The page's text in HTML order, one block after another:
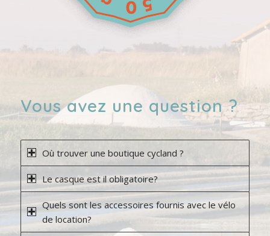
Vous avez une question ?
Où trouver une boutique cycland ?
Le casque est il obligatoire?
Quels sont les accessoires fournis avec le vélo
de location?